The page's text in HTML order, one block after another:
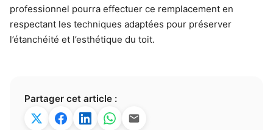
professionnel pourra effectuer ce remplacement en
respectant les techniques adaptées pour préserver
l’étanchéité et l’esthétique du toit.
Partager cet article :